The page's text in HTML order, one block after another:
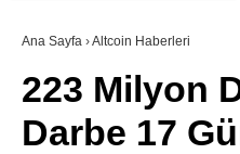
SÖZLÜK
Ana Sayfa ›Altcoin Haberleri
223 Milyon
Darbe 17